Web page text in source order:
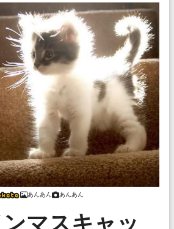
あんあん あんあん
マスキャッ